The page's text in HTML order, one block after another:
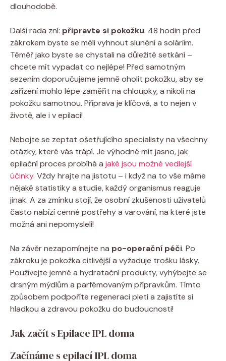
dlouhodobě.
Další rada zní: připravte si pokožku. 48 hodin před
zákrokem byste se měli vyhnout slunění a soláriím.
Téměř jako byste se chystali na důležité setkání –
chcete mít vypadat co nejlépe! Před samotným
sezením doporučujeme jemně oholit pokožku, aby se
zařízení mohlo lépe zaměřit na chloupky, a nikoli na
pokožku samotnou. Příprava je klíčová, a to nejen v
životě, ale i v epilaci!
Nebojte se zeptat ošetřujícího specialisty na všechny
otázky, které vás trápí. Je výhodné mít jasno, jak
epilační proces probíhá a jaké jsou možné vedlejší
účinky. Vždy hrajte na jistotu – i když na to vše máme
nějaké statistiky a studie, každý organismus reaguje
jinak. A za zmínku stojí, že osobní zkušenosti uživatelů
často nabízí cenné postřehy a varování, na které jste
možná ani nepomysleli!
Na závěr nezapomínejte na po-operační péči. Po
zákroku je pokožka citlivější a vyžaduje trošku lásky.
Používejte jemné a hydratační produkty, vyhýbejte se
drsným mýdlům a parfémovaným přípravkům. Tímto
způsobem podpoříte regeneraci pleti a zajistíte si
hladkou a zdravou pokožku do budoucnosti!
Jak začít s Epilace IPL doma
Začínáme s epilací IPL doma